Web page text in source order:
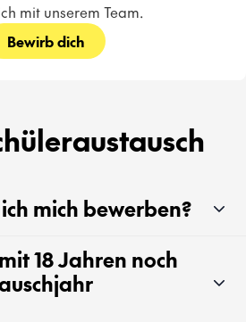
mit unserem Team.
Bewirb dich
mich bewerben?
18 Jahren noch